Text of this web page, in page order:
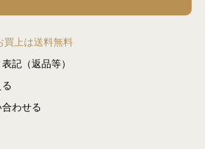
買上は送料無料
記（返品等）
わせる